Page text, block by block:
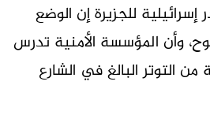
للجزيرة إن الوضع
وأن المؤسسة الأمنية تدرس
التوتر البالغ في الشارع